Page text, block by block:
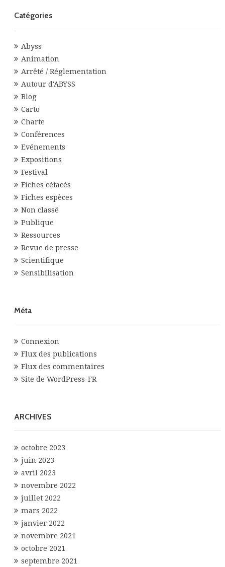
Catégories
Abyss
Animation
Arrêté / Réglementation
Autour d'ABYSS
Blog
Carto
Charte
Conférences
Evénements
Expositions
Festival
Fiches cétacés
Fiches espèces
Non classé
Publique
Ressources
Revue de presse
Scientifique
Sensibilisation
Méta
Connexion
Flux des publications
Flux des commentaires
Site de WordPress-FR
ARCHIVES
octobre 2023
juin 2023
avril 2023
novembre 2022
juillet 2022
mars 2022
janvier 2022
novembre 2021
octobre 2021
septembre 2021